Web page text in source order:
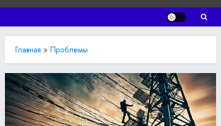
Главная » Проблемы